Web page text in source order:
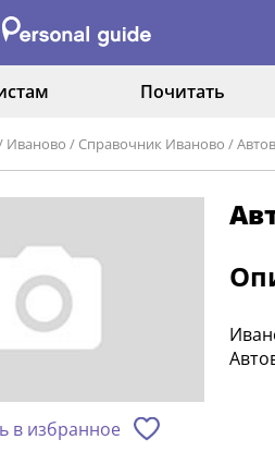
Почитать
Иваново / Справочник Иваново /
в избранное